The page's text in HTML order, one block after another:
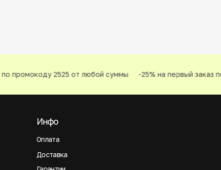
промокоду 2525 от любой суммы -25% на первый заказ
Оплата
Инфо
Доставка